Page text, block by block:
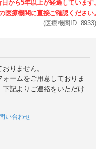
(医療機関ID: 8933)
りません。
ームをご用意しておりま
記よりご連絡をいただけ
い合わせ